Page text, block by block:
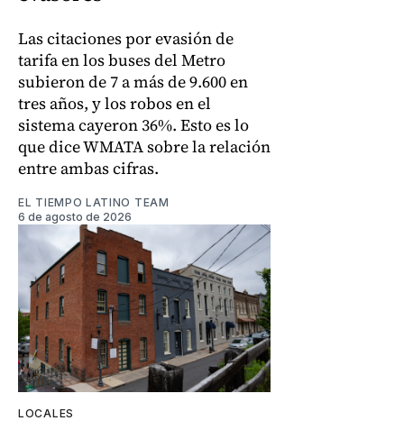
Las citaciones por evasión de
tarifa en los buses del Metro
subieron de 7 a más de 9.600 en
tres años, y los robos en el
sistema cayeron 36%. Esto es lo
que dice WMATA sobre la relación
entre ambas cifras.
EL TIEMPO LATINO TEAM
6 de agosto de 2026
LOCALES